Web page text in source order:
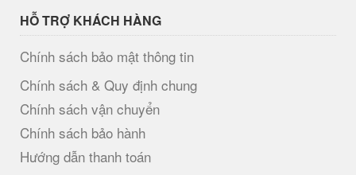
HỖ TRỢ KHÁCH HÀNG
Chính sách bảo mật thông tin
Chính sách & Quy định chung
Chính sách vận chuyển
Chính sách bảo hành
Hướng dẫn thanh toán